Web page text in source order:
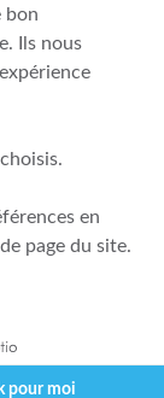
bon
Ils nous
en
page du site.
pour moi